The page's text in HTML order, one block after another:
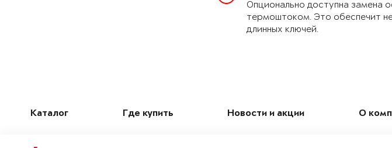
Опционально доступна замена
термоштоком. Это обеспечит
длинных ключей.
Каталог Где купить Новости и акции О